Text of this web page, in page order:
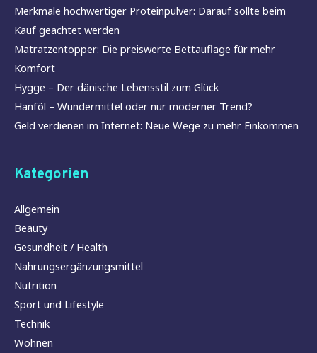
Merkmale hochwertiger Proteinpulver: Darauf sollte beim
Kauf geachtet werden
Matratzentopper: Die preiswerte Bettauflage für mehr
Komfort
Hygge – Der dänische Lebensstil zum Glück
Hanföl – Wundermittel oder nur moderner Trend?
Geld verdienen im Internet: Neue Wege zu mehr Einkommen
Kategorien
Allgemein
Beauty
Gesundheit / Health
Nahrungsergänzungsmittel
Nutrition
Sport und Lifestyle
Technik
Wohnen